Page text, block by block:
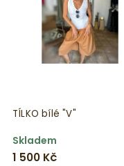
TÍLKO bílé "V"
Skladem
1 500 Kč